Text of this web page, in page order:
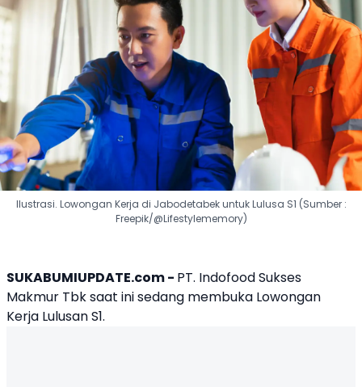
Ilustrasi. Lowongan Kerja di Jabodetabek untuk Lulusa S1 (Sumber :
Freepik/@Lifestylememory)
SUKABUMIUPDATE.com - PT. Indofood Sukses
Makmur Tbk saat ini sedang membuka Lowongan
Kerja Lulusan S1.